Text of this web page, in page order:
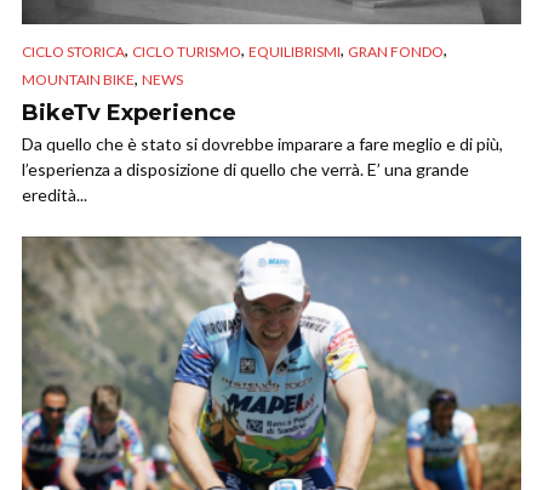
CICLO STORICA, CICLO TURISMO, EQUILIBRISMI, GRAN FONDO,
MOUNTAIN BIKE, NEWS
BikeTv Experience
Da quello che è stato si dovrebbe imparare a fare meglio e di più,
l’esperienza a disposizione di quello che verrà. E’ una grande
eredità...